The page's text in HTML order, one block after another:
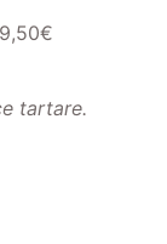
tartare.